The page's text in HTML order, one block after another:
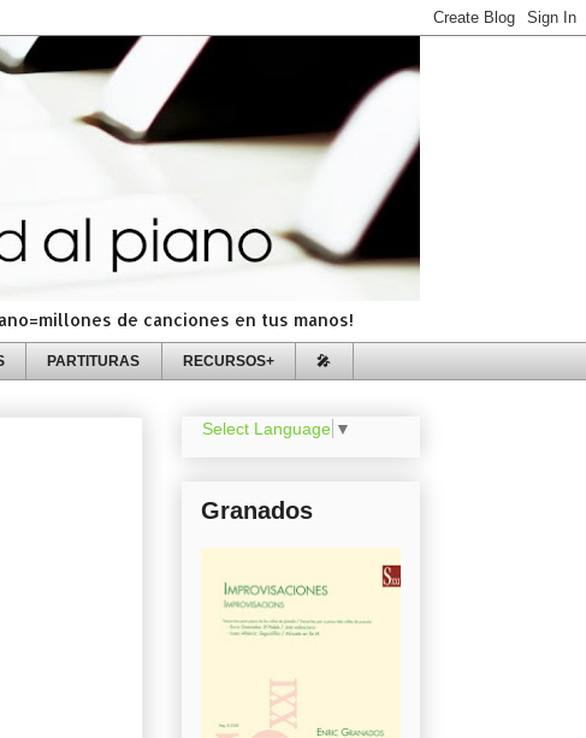
de canciones en tus manos!
PARTITURAS RECURSOS+ 🎤
Select Language ▼
Granados